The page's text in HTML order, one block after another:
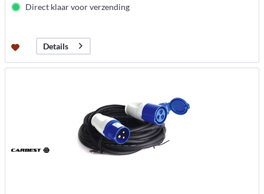
Direct klaar voor verzending
Details